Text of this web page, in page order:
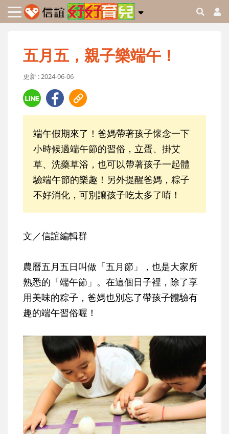
五月五，親子樂端午！
更新 : 2024-06-06
端午假期來了！爸媽帶著孩子懷念一下
小時候過端午節的習俗，立蛋、掛艾
草、洗藥草浴，也可以帶著孩子一起體
驗端午節的樂趣！另外提醒爸媽，粽子
不好消化，可別讓孩子吃太多了唷！
文／信誼編輯群
農曆五月五日叫做「五月節」，也是大家所
熟悉的「端午節」。在這個日子裡，除了享
用美味的粽子，爸媽也別忘了帶孩子體驗有
趣的端午習俗喔！